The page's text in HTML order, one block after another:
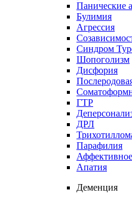
Панические
Булимия
Агрессия
Синдром
Шопоголизм
Дисфория
ГТР
ДРЛ
Парафилия
Апатия
Деменция